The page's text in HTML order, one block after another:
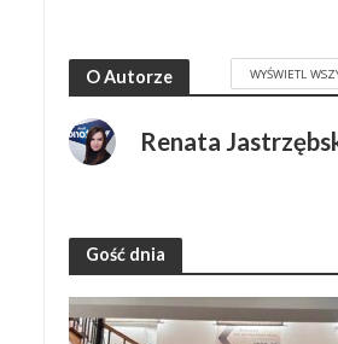
O Autorze WYŚWIETL
Renata
Gość dnia